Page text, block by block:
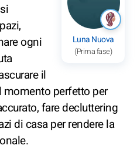
Luna Nuova
(Prima fase)
ogni
il
perfetto per
fare decluttering
di casa per rendere la